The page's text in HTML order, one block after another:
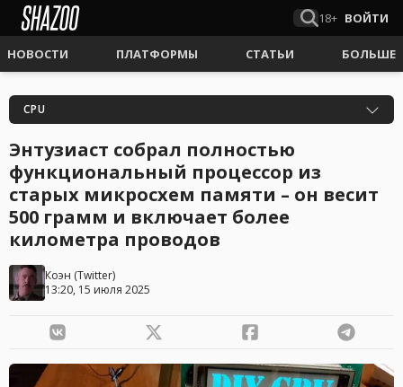
18+ ВОЙТИ
НОВОСТИ ПЛАТФОРМЫ СТАТЬИ БОЛЬШЕ
CPU
Энтузиаст собрал полностью
функциональный процессор из
старых микросхем памяти – он весит
500 грамм и включает более
километра проводов
Коэн (Twitter)
13:20, 15 июля 2025